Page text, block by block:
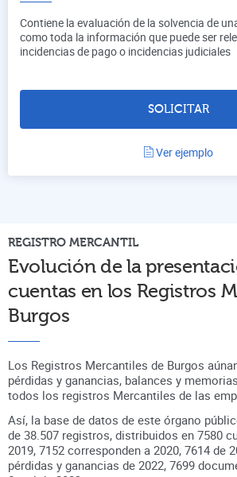
Contiene la evaluación de la solvencia de
como toda la información que puede ser
incidencias de pago o incidencias judiciales
SOLICITAR
Ver ejemplo
REGISTRO MERCANTIL
Evolución de la
cuentas en los Registros
Burgos
Los Registros Mercantiles de Burgos
pérdidas y ganancias, balances y
todos los registros Mercantiles de las
Así, la base de datos de este órgano
de 38.507 registros, distribuidos en 7580
2019, 7152 corresponden a 2020, 7614 de
pérdidas y ganancias de 2022, 7699